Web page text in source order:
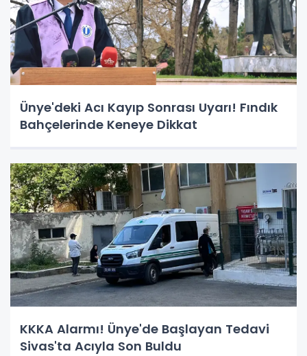
Ünye'deki Acı Kayıp Sonrası Uyarı! Fındık
Bahçelerinde Keneye Dikkat
KKKA Alarmı! Ünye'de Başlayan Tedavi
Sivas'ta Acıyla Son Buldu